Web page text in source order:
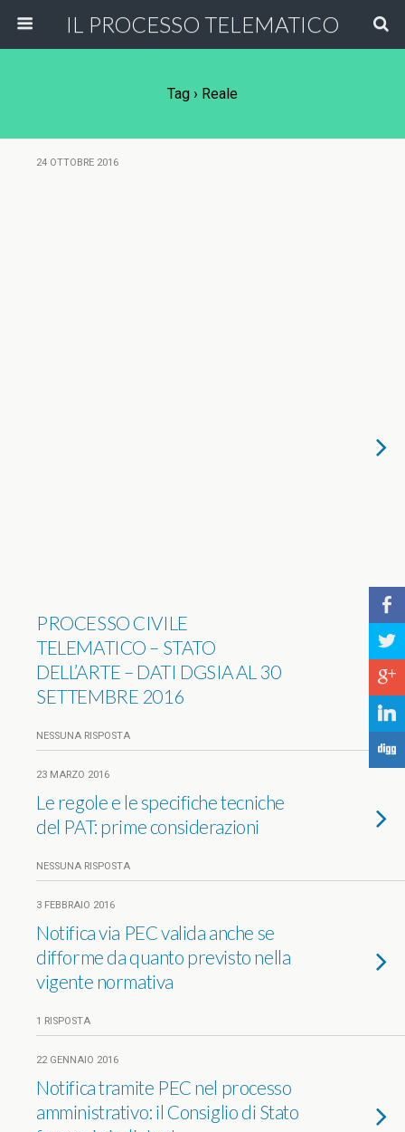
IL PROCESSO TELEMATICO
Tag › Reale
24 OTTOBRE 2016
PROCESSO CIVILE
TELEMATICO – STATO
DELL’ARTE – DATI DGSIA AL 30
SETTEMBRE 2016
NESSUNA RISPOSTA
23 MARZO 2016
Le regole e le specifiche tecniche
del PAT: prime considerazioni
NESSUNA RISPOSTA
3 FEBBRAIO 2016
Notifica via PEC valida anche se
difforme da quanto previsto nella
vigente normativa
1 RISPOSTA
22 GENNAIO 2016
Notifica tramite PEC nel processo
amministrativo: il Consiglio di Stato
b
a
c
j
F